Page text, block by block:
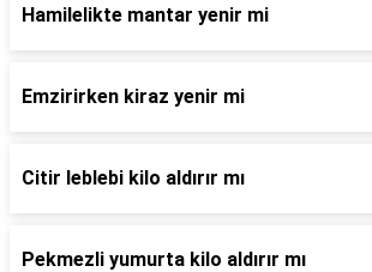
Hamilelikte mantar yenir mi
Emzirirken kiraz yenir mi
Citir leblebi kilo aldırır mı
Pekmezli yumurta kilo aldırır mı